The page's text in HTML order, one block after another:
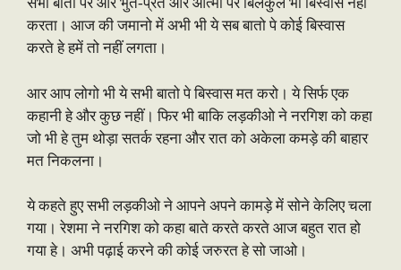
सभी बातो पर और भुत-प्रेत और आत्मा पर बिलकुल भी बिस्वास नहीं
करता। आज की जमानो में अभी भी ये सब बातो पे कोई बिस्वास
करते हे हमें तो नहीं लगता।
आर आप लोगो भी ये सभी बातो पे बिस्वास मत करो। ये सिर्फ एक
कहानी हे और कुछ नहीं। फिर भी बाकि लड़कीओ ने नरगिश को कहा
जो भी हे तुम थोड़ा सतर्क रहना और रात को अकेला कमड़े की बाहार
मत निकलना।
ये कहते हुए सभी लड़कीओ ने आपने अपने कामड़े में सोने केलिए चला
गया। रेशमा ने नरगिश को कहा बाते करते करते आज बहुत रात हो
गया हे। अभी पढ़ाई करने की कोई जरुरत हे सो जाओ।